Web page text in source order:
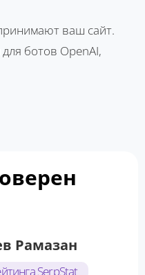
ваш сайт.
ботов OpenAI,
Рамазан
SerpStat